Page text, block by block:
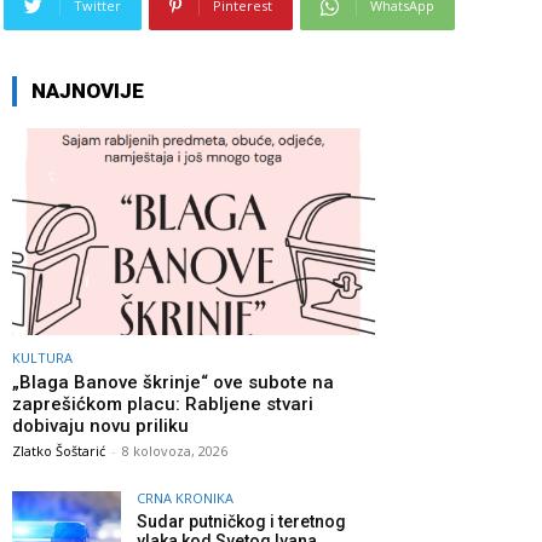
Twitter Pinterest WhatsApp
NAJNOVIJE
KULTURA
„Blaga Banove škrinje“ ove subote na
zaprešićkom placu: Rabljene stvari
dobivaju novu priliku
Zlatko Šoštarić - 8 kolovoza, 2026
CRNA KRONIKA
Sudar putničkog i teretnog